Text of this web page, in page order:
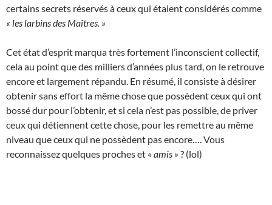
certains secrets réservés à ceux qui étaient considérés comme
« les larbins des Maîtres. »
Cet état d’esprit marqua très fortement l’inconscient collectif,
cela au point que des milliers d’années plus tard, on le retrouve
encore et largement répandu. En résumé, il consiste à désirer
obtenir sans effort la même chose que possèdent ceux qui ont
bossé dur pour l’obtenir, et si cela n’est pas possible, de priver
ceux qui détiennent cette chose, pour les remettre au même
niveau que ceux qui ne possèdent pas encore…. Vous
reconnaissez quelques proches et « amis » ? (lol)